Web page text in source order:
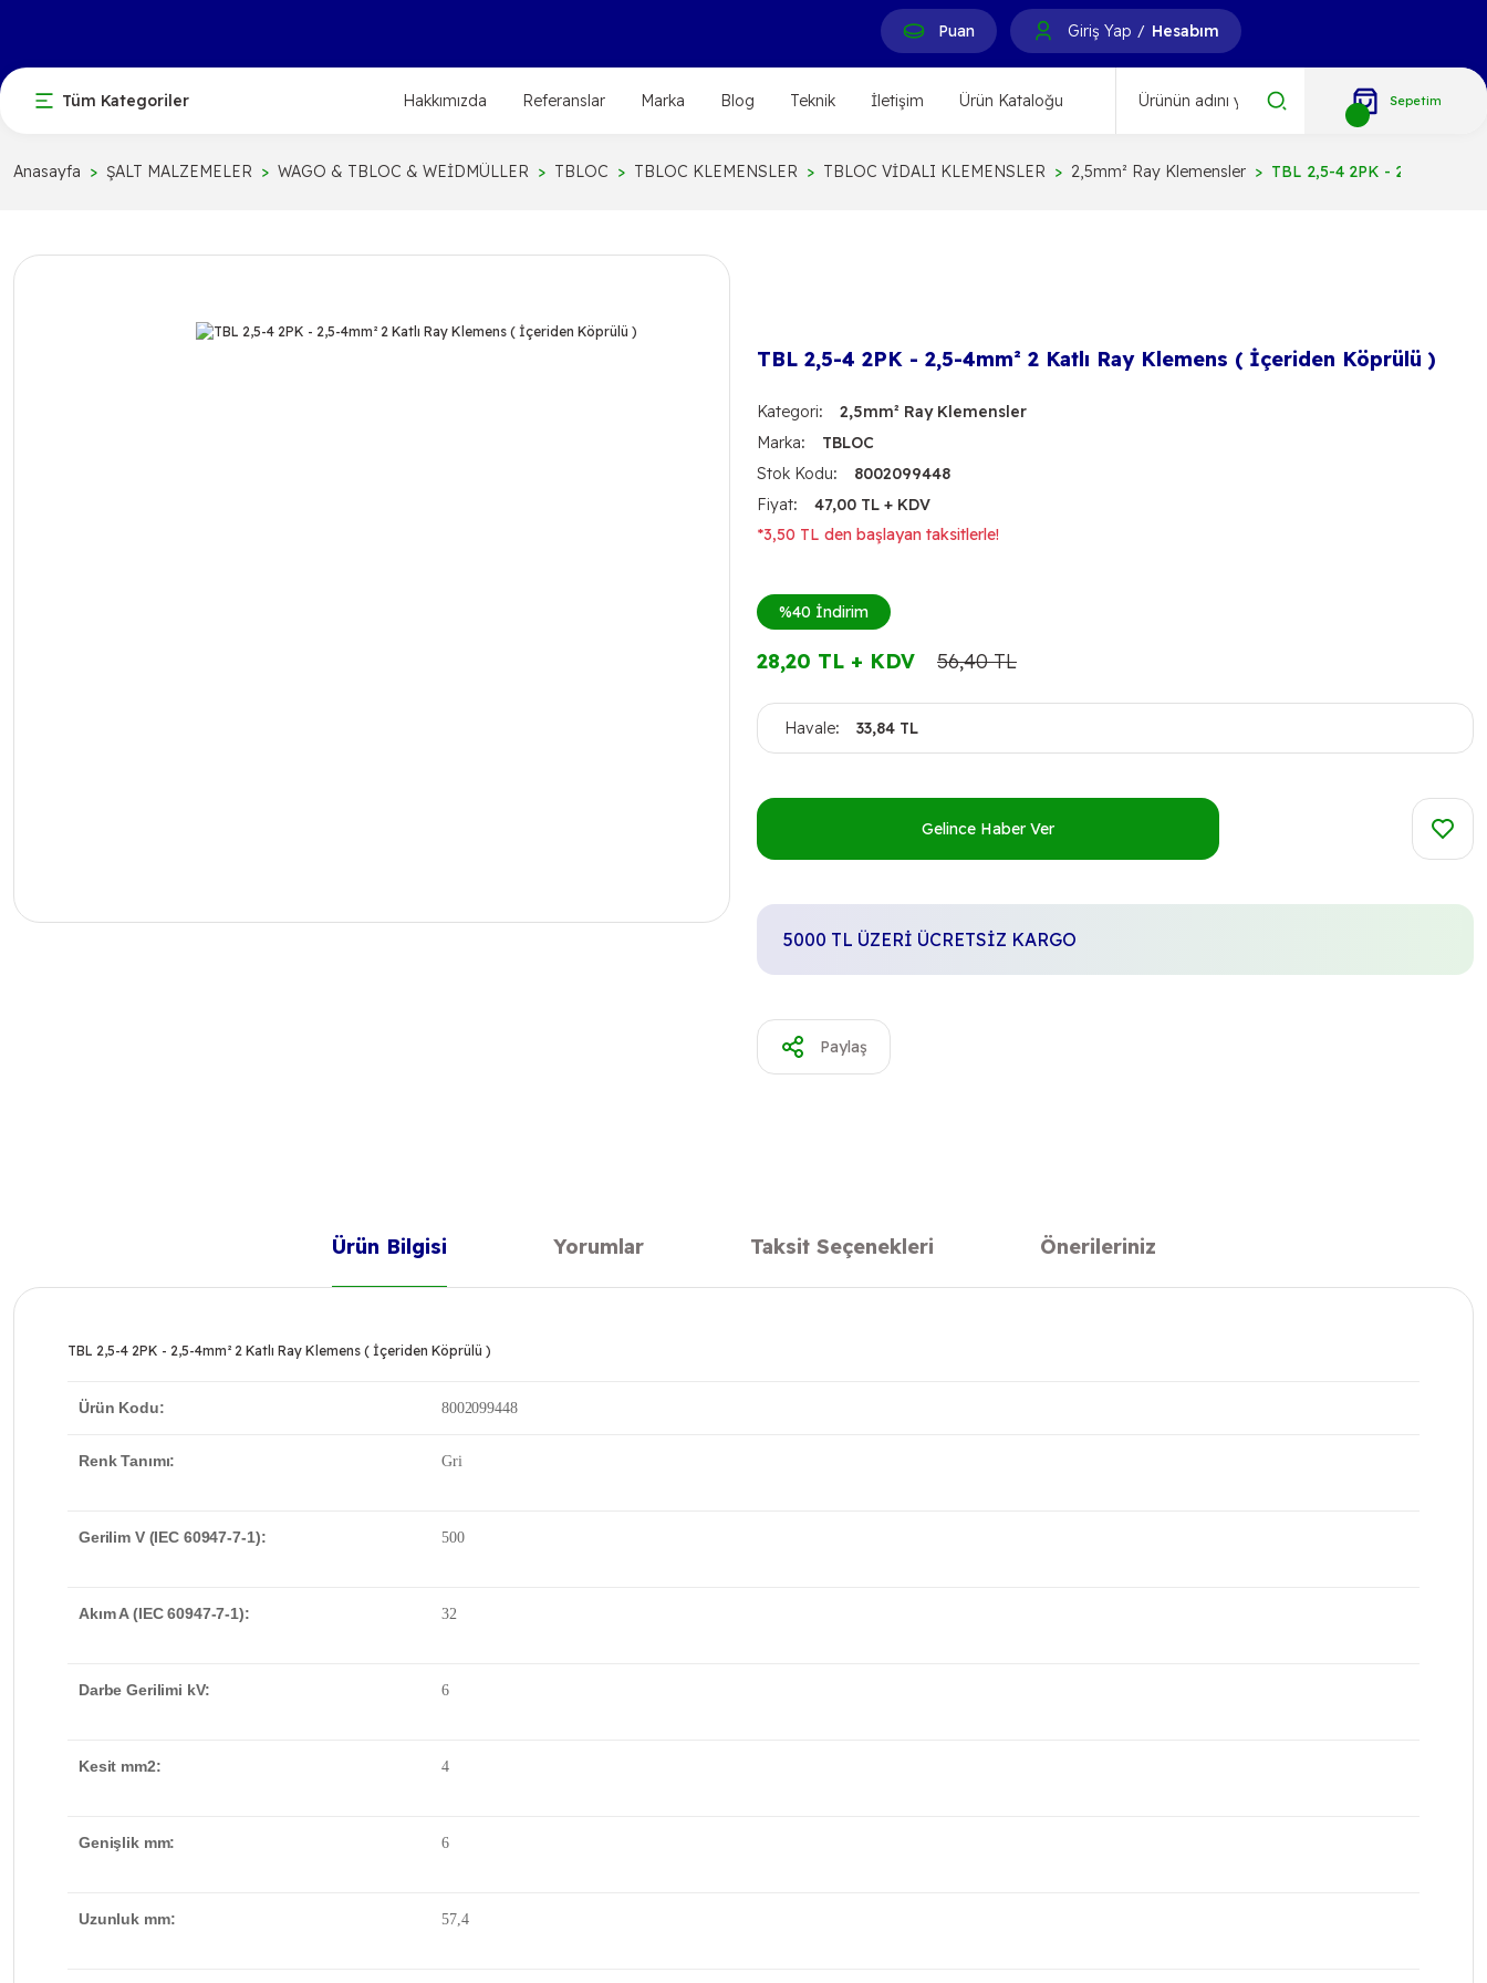
Puan Giriş Yap / Hesabım
Tüm Kategoriler Hakkımızda Referanslar Marka Blog Teknik İletişim Ürün Kataloğu Sepetim
Anasayfa ŞALT MALZEMELER WAGO & TBLOC & WEİDMÜLLER TBLOC TBLOC KLEMENSLER TBLOC VİDALI KLEMENSLER 2,5mm² Ray Klemensler TBL 2,5-4 2PK - 2,5-4mm²
TBL 2,5-4 2PK - 2,5-4mm² 2 Katlı Ray Klemens ( İçeriden Köprülü )
Kategori
2,5mm² Ray Klemensler
Marka
TBLOC
Stok Kodu
8002099448
Fiyat
47,00 TL + KDV
*3,50 TL den başlayan taksitlerle!
%40 İndirim
28,20 TL + KDV 56,40 TL
Havale 33,84 TL
Gelince Haber Ver
5000 TL ÜZERİ ÜCRETSİZ KARGO
Paylaş
Ürün Bilgisi Yorumlar Taksit Seçenekleri Önerileriniz
TBL 2,5-4 2PK - 2,5-4mm² 2 Katlı Ray Klemens ( İçeriden Köprülü )
Ürün Kodu: 8002099448
Renk Tanımı: Gri
Gerilim V (IEC 60947-7-1): 500
Akım A (IEC 60947-7-1): 32
Darbe Gerilimi kV: 6
Kesit mm2: 4
Genişlik mm: 6
Uzunluk mm: 57,4